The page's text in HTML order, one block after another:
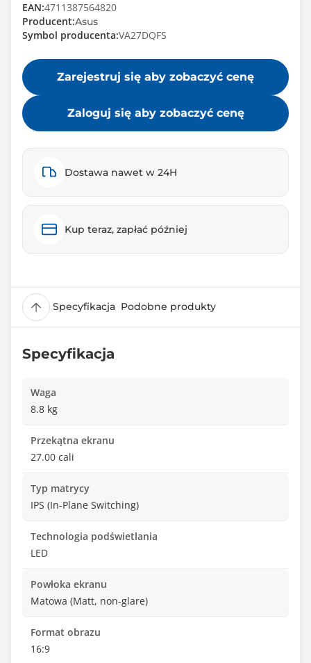
EAN:4711387564820
Producent:Asus
Symbol producenta:VA27DQFS
Zarejestruj się aby zobaczyć cenę
Zaloguj się aby zobaczyć cenę
Dostawa nawet w 24H
Kup teraz, zapłać później
Specyfikacja Podobne produkty
Specyfikacja
Waga
8.8 kg
Przekątna ekranu
27.00 cali
Typ matrycy
IPS (In-Plane Switching)
Technologia podświetlania
LED
Powłoka ekranu
Matowa (Matt, non-glare)
Format obrazu
16:9